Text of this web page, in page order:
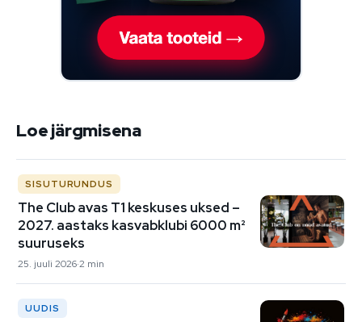
Loe järgmisena
SISUTURUNDUS
The Club avas T1 keskuses uksed –
2027. aastaks kasvabklubi 6000 m²
suuruseks
25. juuli 20262 min
UUDIS